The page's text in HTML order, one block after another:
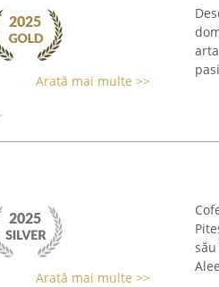
Arată mai multe >>
Arată mai multe >>